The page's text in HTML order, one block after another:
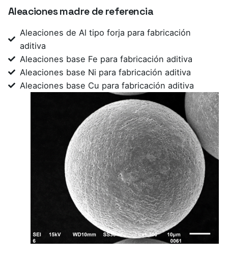
Aleaciones madre de referencia
Aleaciones de Al tipo forja para fabricación
aditiva
Aleaciones base Fe para fabricación aditiva
Aleaciones base Ni para fabricación aditiva
Aleaciones base Cu para fabricación aditiva